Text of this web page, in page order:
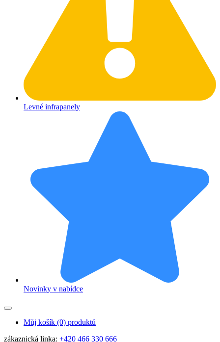
Levné infrapanely
Novinky v nabídce
Můj košík (0) produktů
zákaznická linka: +420 466 330 666